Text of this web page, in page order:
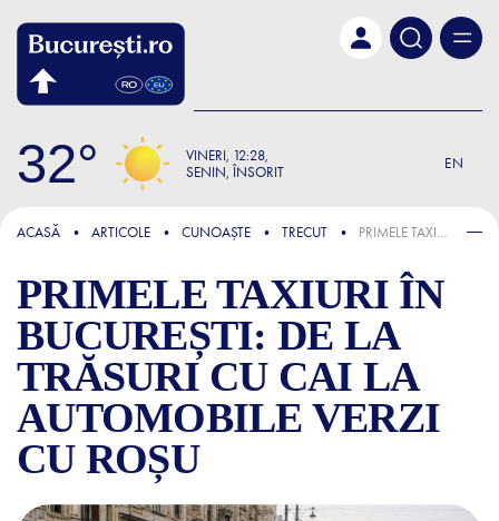
32 VINERI 12:28
SENIN, ÎNSORIT
EN
FOCUS
ACASĂ ARTICOLE CUNOAȘTE TRECUT PRIMELE TAXIURI ÎN BUCUREȘTI: DE LA TRĂSURI CU CAI LA AUTOMOBILE VERZI CU ROȘU
PRIMELE TAXIURI ÎN
BUCUREȘTI: DE LA
TRĂSURI CU CAI LA
AUTOMOBILE VERZI
CU ROȘU